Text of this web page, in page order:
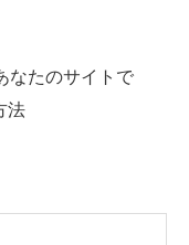
なたのサイトで
法